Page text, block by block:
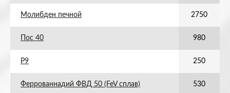
Молибден печной 2750
Пос 40 980
Р9 250
Феррованнадий ФВД 50 (FeV сплав) 530